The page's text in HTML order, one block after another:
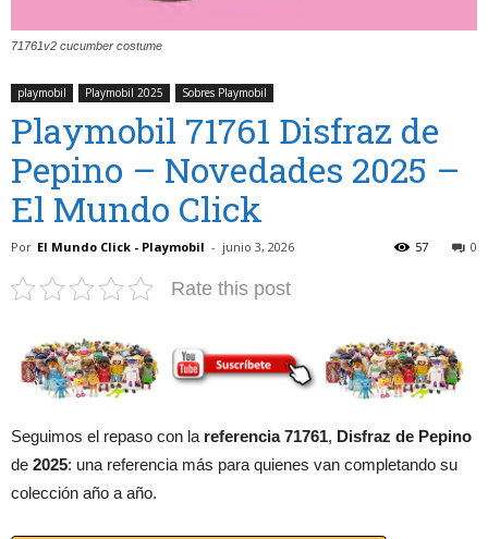
71761v2 cucumber costume
playmobil Playmobil 2025 Sobres Playmobil
Playmobil 71761 Disfraz de
Pepino – Novedades 2025 –
El Mundo Click
Por El Mundo Click - Playmobil - junio 3, 2026 0
57
Rate this post
Seguimos el repaso con la referencia 71761, Disfraz de Pepino
de 2025: una referencia más para quienes van completando su
colección año a año.